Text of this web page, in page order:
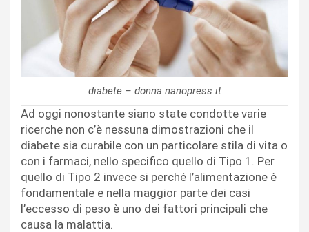
diabete – donna.nanopress.it
Ad oggi nonostante siano state condotte varie
ricerche non c’è nessuna dimostrazioni che il
diabete sia curabile con un particolare stila di vita o
con i farmaci, nello specifico quello di Tipo 1. Per
quello di Tipo 2 invece si perché l’alimentazione è
fondamentale e nella maggior parte dei casi
l’eccesso di peso è uno dei fattori principali che
causa la malattia.